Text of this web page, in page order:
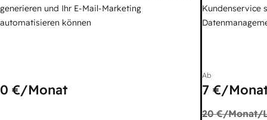
generieren und Ihr E-Mail-Marketing
automatisieren können
0 €/Monat
Kundenservice
Ab
7 €/
20 €/Monat/